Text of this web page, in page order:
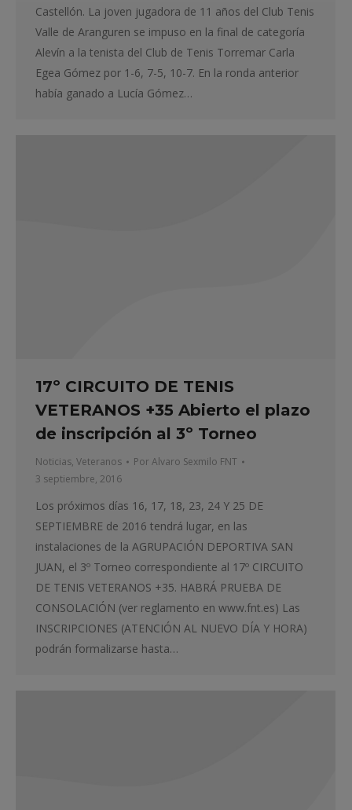
Castellón. La joven jugadora de 11 años del Club Tenis
Valle de Aranguren se impuso en la final de categoría
Alevín a la tenista del Club de Tenis Torremar Carla
Egea Gómez por 1-6, 7-5, 10-7. En la ronda anterior
había ganado a Lucía Gómez…
17º CIRCUITO DE TENIS
VETERANOS +35 Abierto el plazo
de inscripción al 3º Torneo
Noticias, Veteranos PorAlvaro Sexmilo FNT
3 septiembre, 2016
Los próximos días 16, 17, 18, 23, 24 Y 25 DE
SEPTIEMBRE de 2016 tendrá lugar, en las
instalaciones de la AGRUPACIÓN DEPORTIVA SAN
JUAN, el 3º Torneo correspondiente al 17º CIRCUITO
DE TENIS VETERANOS +35. HABRÁ PRUEBA DE
CONSOLACIÓN (ver reglamento en www.fnt.es) Las
INSCRIPCIONES (ATENCIÓN AL NUEVO DÍA Y HORA)
podrán formalizarse hasta…